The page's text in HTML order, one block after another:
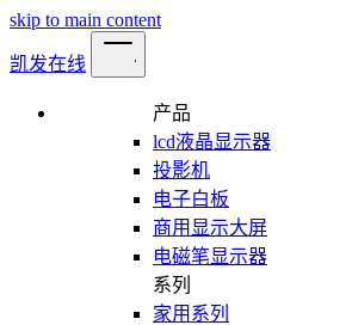
skip to main content
凯发在线
产品
lcd液晶显示器
投影机
电子白板
商用显示大屏
电磁笔显示器
系列
家用系列